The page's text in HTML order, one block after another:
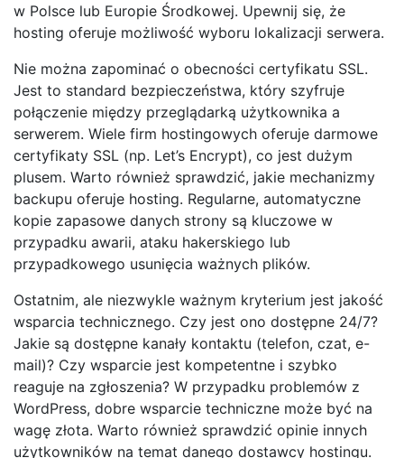
w Polsce lub Europie Środkowej. Upewnij się, że
hosting oferuje możliwość wyboru lokalizacji serwera.
Nie można zapominać o obecności certyfikatu SSL.
Jest to standard bezpieczeństwa, który szyfruje
połączenie między przeglądarką użytkownika a
serwerem. Wiele firm hostingowych oferuje darmowe
certyfikaty SSL (np. Let’s Encrypt), co jest dużym
plusem. Warto również sprawdzić, jakie mechanizmy
backupu oferuje hosting. Regularne, automatyczne
kopie zapasowe danych strony są kluczowe w
przypadku awarii, ataku hakerskiego lub
przypadkowego usunięcia ważnych plików.
Ostatnim, ale niezwykle ważnym kryterium jest jakość
wsparcia technicznego. Czy jest ono dostępne 24/7?
Jakie są dostępne kanały kontaktu (telefon, czat, e-
mail)? Czy wsparcie jest kompetentne i szybko
reaguje na zgłoszenia? W przypadku problemów z
WordPress, dobre wsparcie techniczne może być na
wagę złota. Warto również sprawdzić opinie innych
użytkowników na temat danego dostawcy hostingu.